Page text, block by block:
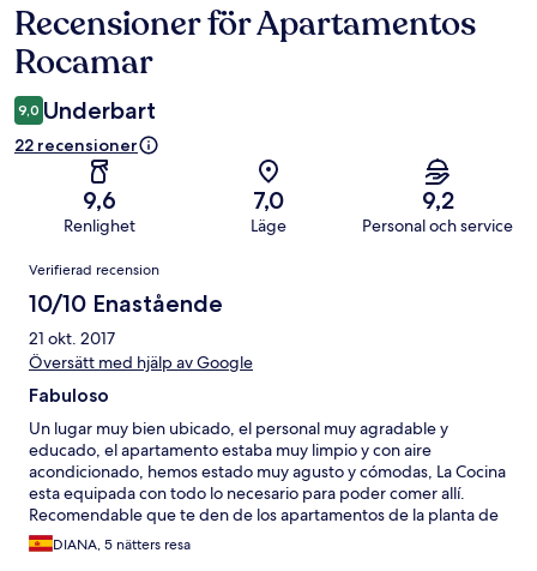
Recensioner
Recensioner för Apartamentos
Rocamar
9,0 Underbart
22 recensioner
9,6
Renlighet
7,0
Läge
9,2
Personal och service
Recensioner
Verifierad recension
10/10 Enastående
21 okt. 2017
Översätt med hjälp av Google
Fabuloso
Un lugar muy bien ubicado, el personal muy agradable y
educado, el apartamento estaba muy limpio y con aire
acondicionado, hemos estado muy agusto y cómodas, La Cocina
esta equipada con todo lo necesario para poder comer allí.
Recomendable que te den de los apartamentos de la planta de
arriba, nosotras estuvimos en el 4 y se agradece porque no hay
tanto transito. Gran detalle a la llegada que te dejan una botella
DIANA, 5 nätters resa